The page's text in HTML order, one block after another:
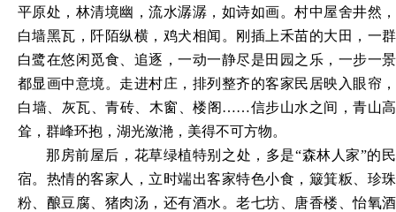
平原处，林清境幽，流水潺潺，如诗如画。村中屋舍井然，
白墙黑瓦，阡陌纵横，鸡犬相闻。刚插上禾苗的大田，一群
白鹭在悠闲觅食、追逐，一动一静尽是田园之乐，一步一景
都显画中意境。走进村庄，排列整齐的客家民居映入眼帘，
白墙、灰瓦、青砖、木窗、楼阁……信步山水之间，青山高
耸，群峰环抱，湖光潋滟，美得不可方物。
那房前屋后，花草绿植特别之处，多是“森林人家”的民
宿。热情的客家人，立时端出客家特色小食，簸箕粄、珍珠
粉、酿豆腐、猪肉汤，还有酒水。老七坊、唐香楼、怡氧酒